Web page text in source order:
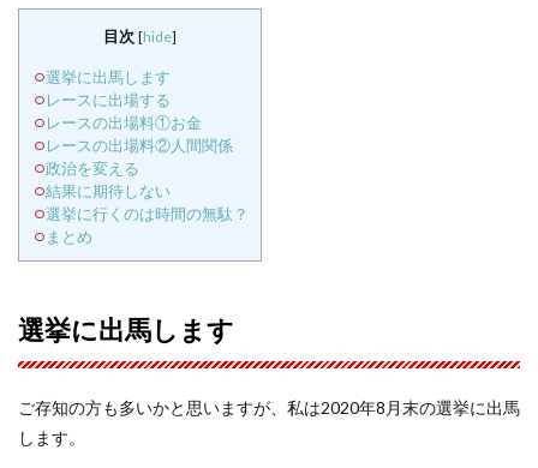
目次 [hide]
選挙に出馬します
レースに出場する
レースの出場料①お金
レースの出場料②人間関係
政治を変える
結果に期待しない
選挙に行くのは時間の無駄？
まとめ
選挙に出馬します
ご存知の方も多いかと思いますが、私は2020年8月末の選挙に出馬
します。